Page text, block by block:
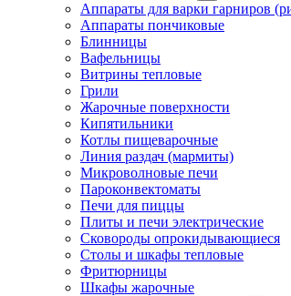
Аппараты для варки гарниров
Аппараты пончиковые
Блинницы
Вафельницы
Витрины тепловые
Грили
Жарочные поверхности
Кипятильники
Котлы пищеварочные
Линия раздач (мармиты)
Микроволновые печи
Пароконвектоматы
Печи для пиццы
Плиты и печи электрические
Сковороды опрокидывающиеся
Столы и шкафы тепловые
Фритюрницы
Шкафы жарочные